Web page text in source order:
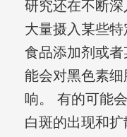
研究还在不断
大量摄入某些
食品添加剂或
能会对黑色素
响。 有的可能
白斑的出现和